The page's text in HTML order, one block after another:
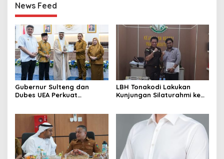
News Feed
Gubernur Sulteng dan
Dubes UEA Perkuat
LBH Tonakodi Lakukan
Kunjungan Silaturahmi ke